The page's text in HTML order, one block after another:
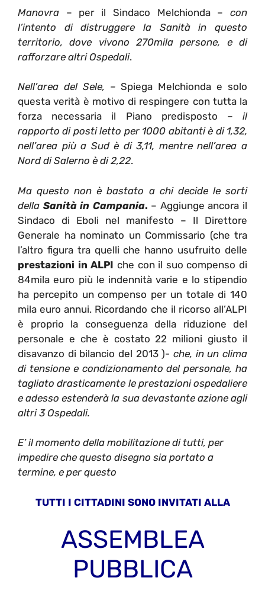
Manovra – per il Sindaco Melchionda – con
l’intento di distruggere la Sanità in questo
territorio, dove vivono 270mila persone, e di
rafforzare altri Ospedali.
Nell’area del Sele, – Spiega Melchionda e solo
questa verità è motivo di respingere con tutta la
forza necessaria il Piano predisposto – il
rapporto di posti letto per 1000 abitanti è di 1,32,
nell’area più a Sud è di 3,11, mentre nell’area a
Nord di Salerno è di 2,22.
Ma questo non è bastato a chi decide le sorti
della Sanità in Campania. – Aggiunge ancora il
Sindaco di Eboli nel manifesto – Il Direttore
Generale ha nominato un Commissario (che tra
l’altro figura tra quelli che hanno usufruito delle
prestazioni in ALPI che con il suo compenso di
84mila euro più le indennità varie e lo stipendio
ha percepito un compenso per un totale di 140
mila euro annui. Ricordando che il ricorso all’ALPI
è proprio la conseguenza della riduzione del
personale e che è costato 22 milioni giusto il
disavanzo di bilancio del 2013 )- che, in un clima
di tensione e condizionamento del personale, ha
tagliato drasticamente le prestazioni ospedaliere
e adesso estenderà la sua devastante azione agli
altri 3 Ospedali.
E’ il momento della mobilitazione di tutti, per
impedire che questo disegno sia portato a
termine, e per questo
TUTTI I CITTADINI SONO INVITATI ALLA
ASSEMBLEA
PUBBLICA